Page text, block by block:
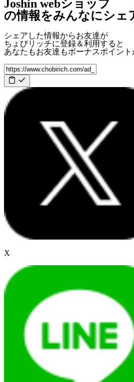
Joshin webショップ
の情報をみんなにシェ
シェアした情報からお友達が
ちょびリッチに登録＆利用すると
あなたもお友達もボーナスポイント
X